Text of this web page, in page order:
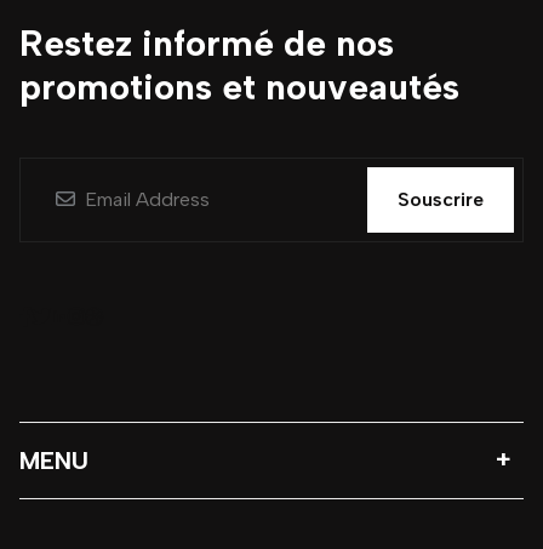
Restez informé de nos
promotions et nouveautés
Souscrire
MENU